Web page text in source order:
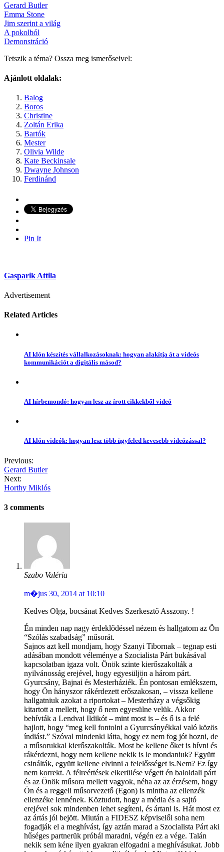
Gerard Butler
Emma Stone
Jim szerint a világ
A pokolból
Demonstráció
Tetszik a téma? Ossza meg ismerőseivel:
Ajánlott oldalak:
Balog
Boros
Christine
Zoltán Erika
Bartók
Mester
Olivia Wilde
Kate Beckinsale
Dwayne Johnson
Ferdinánd
Pin It
Gasparik Attila
Advertisement
Related Articles
AI klón készítés vállalkozásoknak: hogyan alakítja át a videós
kommunikációt a digitális másod?
AI hírbemondó: hogyan lesz az írott cikkekből videó
AI klón videók: hogyan lesz több ügyfeled kevesebb videózással?
Previous:
Gerard Butler
Next:
Horthy Miklós
3 comments
Szabo Valéria
m�jus 30, 2014 at 10:10
Kedves Olga, bocsánat Kedves Szerkesztő Asszony. !
Én minden nap nagy érdeklődéssel nézem és hallgatom az Ön
“Szólás szabadság” műsorát.
Sajnos azt kell mondjam, hogy Szanyi Tibornak – tegnap esti
adásában mondott véleménye a Szocialista Párt bukásával
kapcsolatban igaza volt. Önök szinte kierőszakolták a
nyilvánosság erejével, hogy egyesüljön a három párt.
Gyurcsány, Bajnai és Mesterháziék. Én pontosan emlékszem,
hogy Ön hányszor rákérdezett erőszakosan, – vissza kellene
hallgatniuk azokat a riportokat – Mesterházy a végsőkig
kitartott a mellett, hogy ő nem egyesülne velük. Akkor
behívták a Lendvai Ildikót – mint most is – és ő is a felé
hajlott, hogy “meg kell fontolni a Gyurcsányékkal való közös
índiást.” Szóval mindenki látta, hogy ez nem fog jót hozni, de
a műsorukkal kierőszakolták. Most be kellene őket is hívni és
rákérdezni, hogy nem kellene nekik is le mondaniuk? Együtt
csinálták, együtt kellene elvinni a felelősséget is.Nem? Ez így
nem korrekt. A félreértések elkerülése végett én baloldali párt
és az Önök műsora mellett vagyok, néha az az érzésem, hogy
Ön és a reggeli műsorvezető (Egon) is mintha az ellenzék
ellenzéke lennének. Köztudott, hogy a média és a sajtó
erejével sok mindenben lehet segíteni, és ártani is. Hát most ez
az ártás jól bejött. Miután a FIDESZ képviselői soha nem
fogadják el a meghívást, így aztán marad a Szocialista Párt aki
hűséges partnerük próbál maradni, végén ez a vége. Talán
nekik sem kéne ilyen gyakran elfogadni a meghívásukat. Jobb